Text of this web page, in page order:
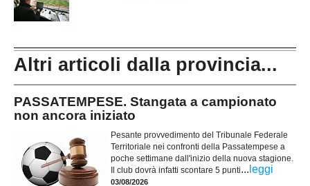
Altri articoli dalla provincia...
PASSATEMPESE. Stangata a campionato
non ancora iniziato
Pesante provvedimento del Tribunale Federale
Territoriale nei confronti della Passatempese a
poche settimane dall'inizio della nuova stagione.
Il club dovrà infatti scontare 5 punti... leggi
03/08/2026